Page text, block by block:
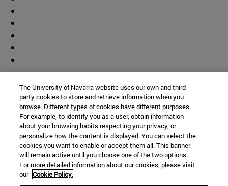
© Universidad de Navarra
Información legal
Accesibilidad
The University of Navarra website uses our own and third-
party cookies to store and retrieve information when you
browse. Different types of cookies have different purposes.
For example, to identify you as a user, obtain information
about your browsing habits respecting your privacy, or
personalize how the content is displayed. You can select the
cookies you want to enable or accept them all. This banner
will remain active until you choose one of the two options.
For more detailed information about our cookies, please visit
our Cookie Policy.